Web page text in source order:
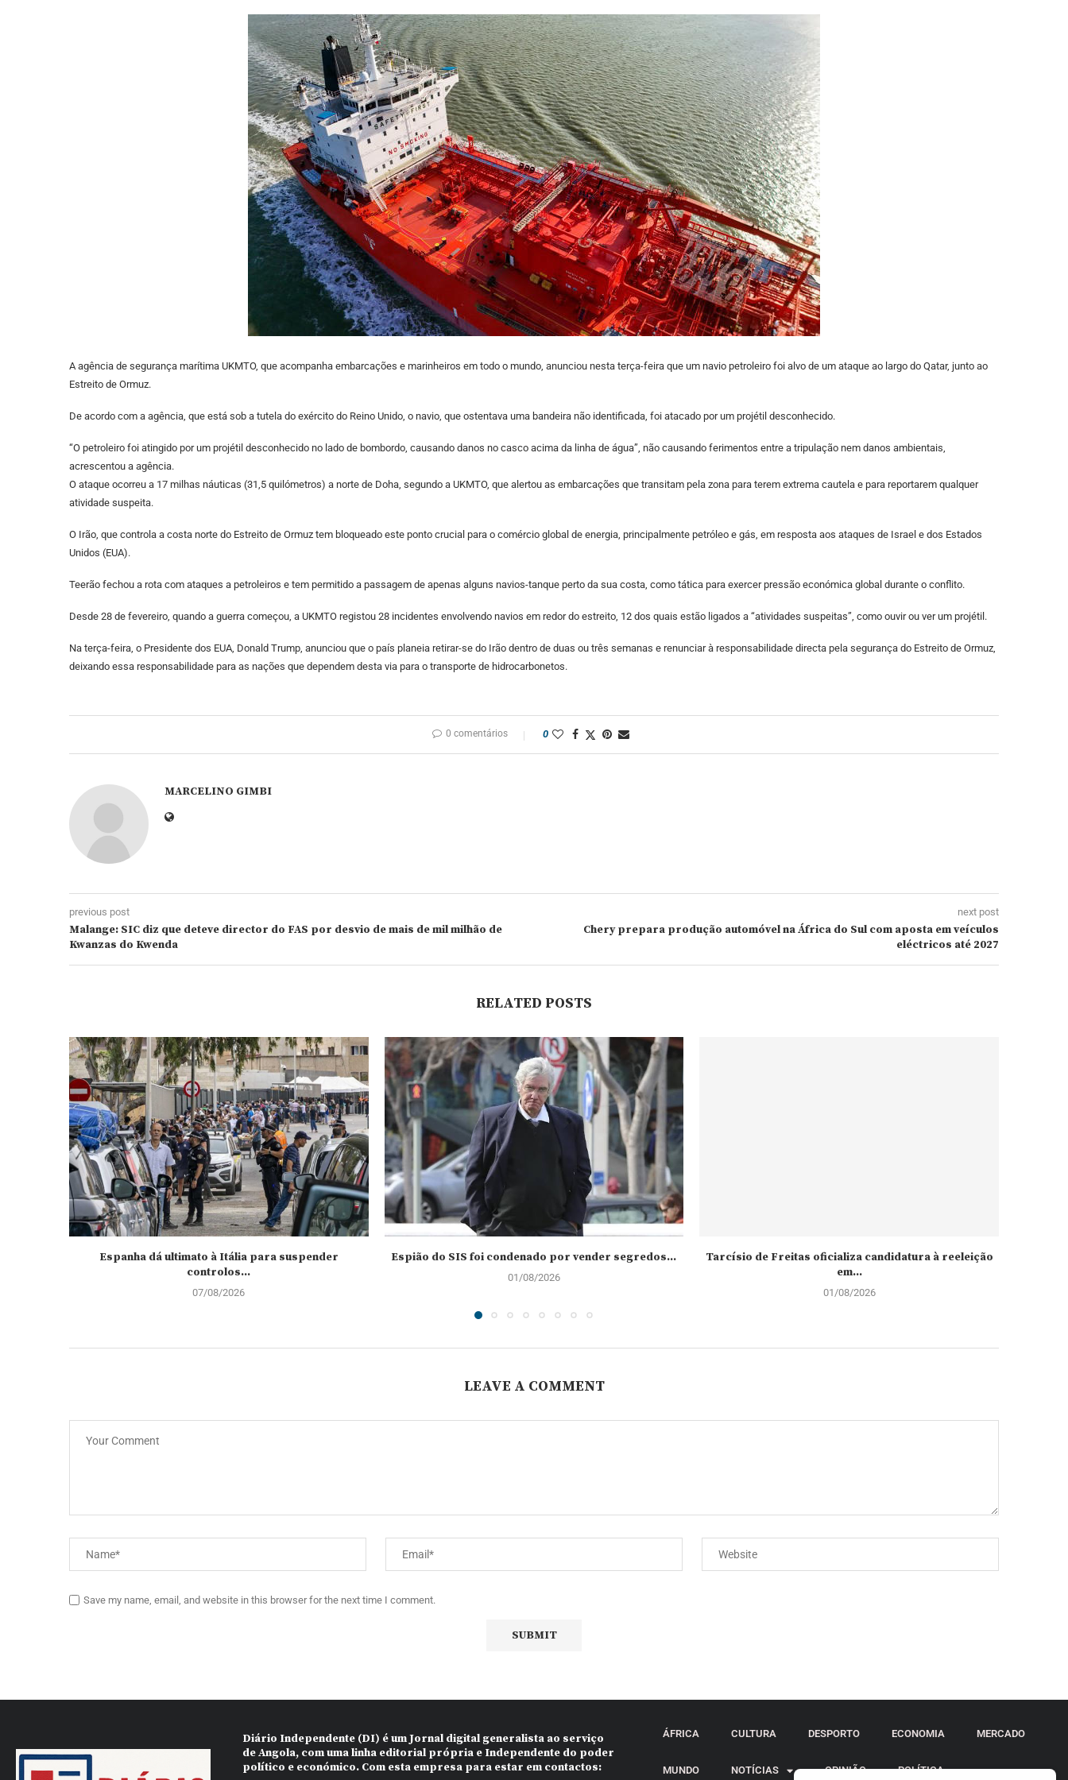
A agência de segurança marítima UKMTO, que acompanha embarcações e marinheiros em todo o mundo, anunciou nesta terça-feira que um navio petroleiro foi alvo de um ataque ao largo do Qatar, junto ao
Estreito de Ormuz.
De acordo com a agência, que está sob a tutela do exército do Reino Unido, o navio, que ostentava uma bandeira não identificada, foi atacado por um projétil desconhecido.
“O petroleiro foi atingido por um projétil desconhecido no lado de bombordo, causando danos no casco acima da linha de água”, não causando ferimentos entre a tripulação nem danos ambientais,
acrescentou a agência.
O ataque ocorreu a 17 milhas náuticas (31,5 quilómetros) a norte de Doha, segundo a UKMTO, que alertou as embarcações que transitam pela zona para terem extrema cautela e para reportarem qualquer
atividade suspeita.
O Irão, que controla a costa norte do Estreito de Ormuz tem bloqueado este ponto crucial para o comércio global de energia, principalmente petróleo e gás, em resposta aos ataques de Israel e dos Estados
Unidos (EUA).
Teerão fechou a rota com ataques a petroleiros e tem permitido a passagem de apenas alguns navios-tanque perto da sua costa, como tática para exercer pressão económica global durante o conflito.
Desde 28 de fevereiro, quando a guerra começou, a UKMTO registou 28 incidentes envolvendo navios em redor do estreito, 12 dos quais estão ligados a “atividades suspeitas”, como ouvir ou ver um projétil.
Na terça-feira, o Presidente dos EUA, Donald Trump, anunciou que o país planeia retirar-se do Irão dentro de duas ou três semanas e renunciar à responsabilidade directa pela segurança do Estreito de Ormuz,
deixando essa responsabilidade para as nações que dependem desta via para o transporte de hidrocarbonetos.
0 comentários 0
MARCELINO GIMBI
previous post
Malange: SIC diz que deteve director do FAS por desvio de mais de mil milhão de
Kwanzas do Kwenda
next post
Chery prepara produção automóvel na África do Sul com aposta em veículos
eléctricos até 2027
RELATED POSTS
Espanha dá ultimato à Itália para suspender
controlos...
07/08/2026
Espião do SIS foi condenado por vender segredos...
01/08/2026
Tarcísio de Freitas oficializa candidatura à reeleição
em...
01/08/2026
LEAVE A COMMENT
Save my name, email, and website in this browser for the next time I comment.
Diário Independente (DI) é um Jornal digital generalista ao serviço
de Angola, com uma linha editorial própria e Independente do poder
político e económico. Com esta empresa para estar em contactos:
ÁFRICA CULTURA DESPORTO ECONOMIA MERCADO
MUNDO NOTÍCIAS OPINIÃO POLÍTICA